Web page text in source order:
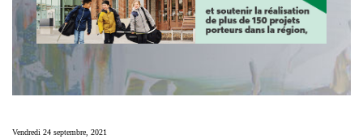
Vendredi 24 septembre, 2021